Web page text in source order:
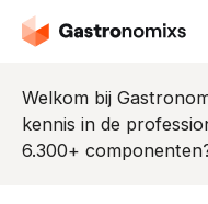
Welkom bij
kennis in de
6.300+